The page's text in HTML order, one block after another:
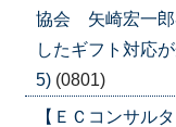
協会 矢崎宏一
したギフト対応
5) (0801)
【ＥＣコンサル